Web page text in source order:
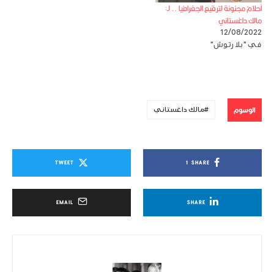
أحلامٌ مجنونة لترقيع الجغرافيا .. لـ:
مالك داغستاني
12/08/2022
في "بلا رتوش"
الوسوم مالك داغستاني
SHARE
1
TWEET
SHARE
EMAIL